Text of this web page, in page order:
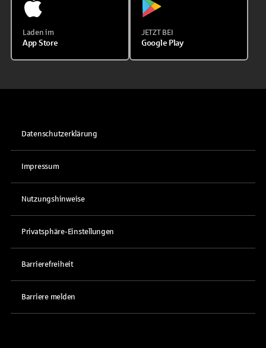
Laden im
App Store
JETZT BEI
Google Play
Datenschutzerklärung
Impressum
Nutzungshinweise
Privatsphäre-Einstellungen
Barrierefreiheit
Barriere melden